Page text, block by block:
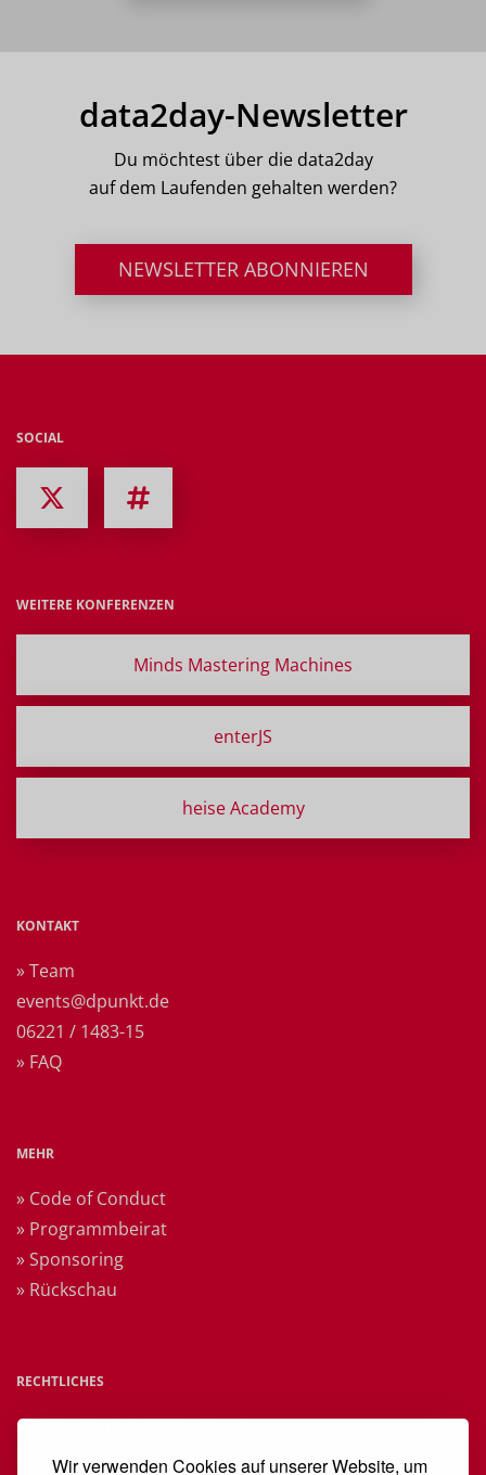
Wir verwenden Cookies auf unserer Website, um
data2day-Newsletter
Du möchtest über die data2day
auf dem Laufenden gehalten werden?
NEWSLETTER ABONNIEREN
SOCIAL
WEITERE KONFERENZEN
Minds Mastering Machines
enterJS
heise Academy
KONTAKT
» Team
events@dpunkt.de
06221 / 1483-15
» FAQ
MEHR
» Code of Conduct
» Programmbeirat
» Sponsoring
» Rückschau
RECHTLICHES
» Impressum & Bildnachweise
» Datenschutzerklärung dpunkt.verlag